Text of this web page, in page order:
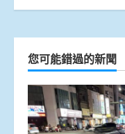
您可能錯過的新聞